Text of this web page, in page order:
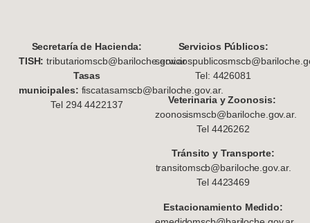
Secretaría de Hacienda:
TISH: tributariomscb@bariloche.gov.ar
Tasas
municipales: fiscatasamscb@bariloche.gov.ar.
Tel 294 4422137
Servicios Públicos:
Tel: 4426081
Veterinaria y Zoonosis:
zoonosismscb@bariloche.gov.ar.
Tel 4426262
Tránsito y Transporte:
transitomscb@bariloche.gov.ar.
Tel 4423469
Estacionamiento Medido: